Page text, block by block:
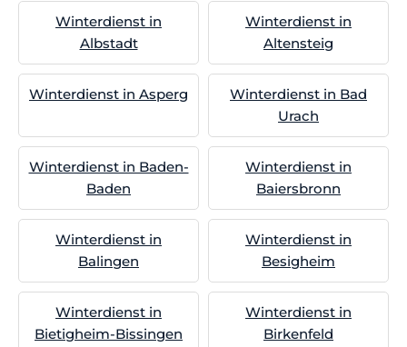
Winterdienst in
Albstadt
Winterdienst in
Altensteig
Winterdienst in Asperg
Winterdienst in Bad
Urach
Winterdienst in Baden-
Baden
Winterdienst in
Baiersbronn
Winterdienst in
Balingen
Winterdienst in
Besigheim
Winterdienst in
Bietigheim-Bissingen
Winterdienst in
Birkenfeld